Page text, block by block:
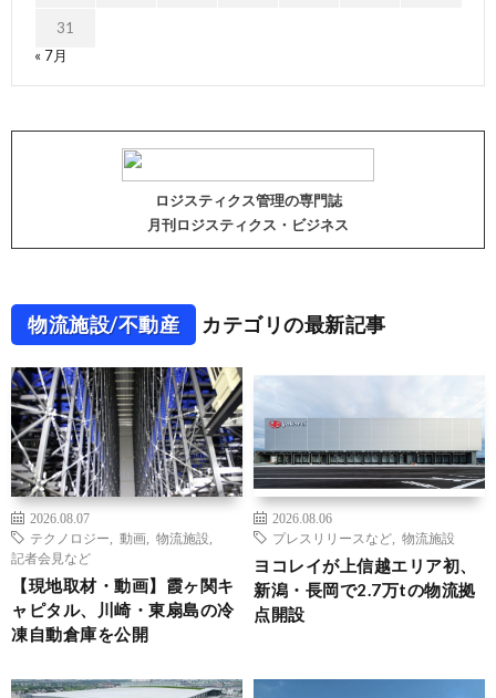
31
« 7月
ロジスティクス管理の専門誌
月刊ロジスティクス・ビジネス
物流施設/不動産 カテゴリの最新記事
2026.08.07
テクノロジー
動画 物流施設
記者会見など
【現地取材・動画】霞ヶ関キ
ャピタル、川崎・東扇島の冷
凍自動倉庫を公開
2026.08.06
プレスリリースなど
物流施設
ヨコレイが上信越エリア初、
新潟・長岡で2.7万tの物流拠
点開設